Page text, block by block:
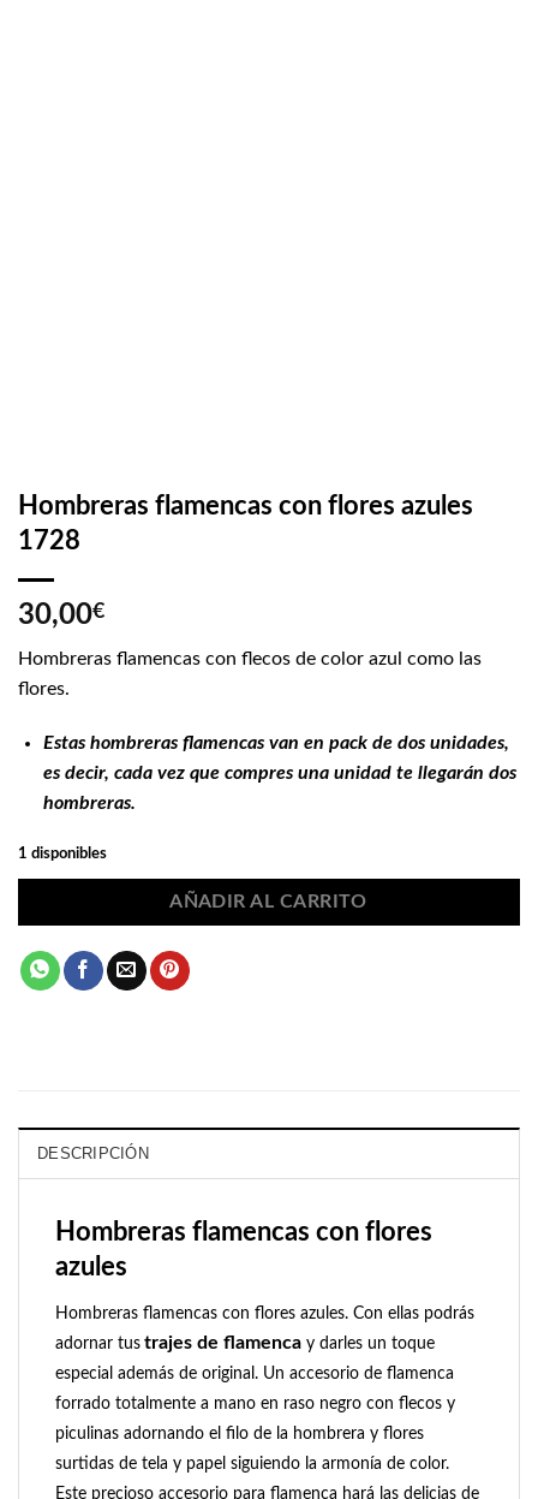
Hombreras flamencas con flores azules
1728
30,00€
Hombreras flamencas con flecos de color azul como las
flores.
Estas hombreras flamencas van en pack de dos unidades,
es decir, cada vez que compres una unidad te llegarán dos
hombreras.
1 disponibles
AÑADIR AL CARRITO
DESCRIPCIÓN
Hombreras flamencas con flores
azules
Hombreras flamencas con flores azules. Con ellas podrás
adornar tus trajes de flamenca y darles un toque
especial además de original. Un accesorio de flamenca
forrado totalmente a mano en raso negro con flecos y
piculinas adornando el filo de la hombrera y flores
surtidas de tela y papel siguiendo la armonía de color.
Este precioso accesorio para flamenca hará las delicias de